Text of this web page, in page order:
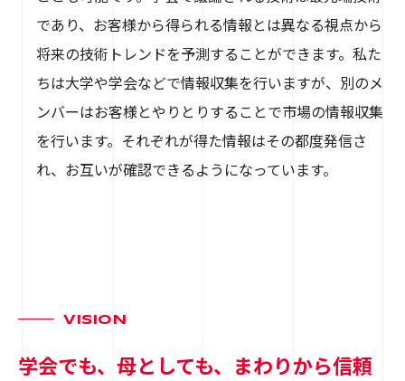
であり、お客様から得られる情報とは異なる視点から
将来の技術トレンドを予測することができます。私た
ちは大学や学会などで情報収集を行いますが、別のメ
ンバーはお客様とやりとりすることで市場の情報収集
を行います。それぞれが得た情報はその都度発信さ
れ、お互いが確認できるようになっています。
VISION
学会でも、母としても、まわりから信頼